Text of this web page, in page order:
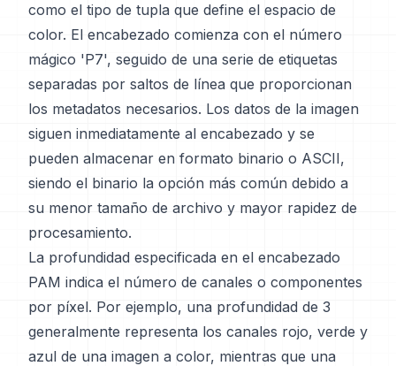
como el tipo de tupla que define el espacio de
color. El encabezado comienza con el número
mágico 'P7', seguido de una serie de etiquetas
separadas por saltos de línea que proporcionan
los metadatos necesarios. Los datos de la imagen
siguen inmediatamente al encabezado y se
pueden almacenar en formato binario o ASCII,
siendo el binario la opción más común debido a
su menor tamaño de archivo y mayor rapidez de
procesamiento.
La profundidad especificada en el encabezado
PAM indica el número de canales o componentes
por píxel. Por ejemplo, una profundidad de 3
generalmente representa los canales rojo, verde y
azul de una imagen a color, mientras que una